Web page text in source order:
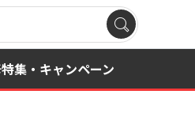
特集・キャンペーン